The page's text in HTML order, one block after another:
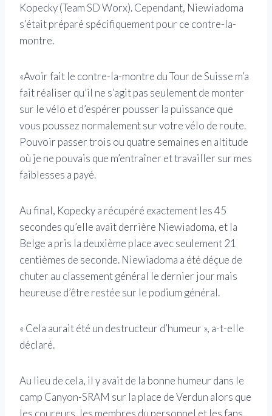
Kopecky (Team SD Worx). Cependant, Niewiadoma
s’était préparé spécifiquement pour ce contre-la-
montre.
«Avoir fait le contre-la-montre du Tour de Suisse m’a
fait réaliser qu’il ne s’agit pas seulement de monter
sur le vélo et d’espérer pousser la puissance que
vous poussez normalement sur votre vélo de route.
Pouvoir passer trois ou quatre semaines en altitude
où je ne pouvais que m’entraîner et travailler sur mes
faiblesses a payé.
Au final, Kopecky a récupéré exactement les 45
secondes qu’elle avait derrière Niewiadoma, et la
Belge a pris la deuxième place avec seulement 21
centièmes de seconde. Niewiadoma a été déçue de
chuter au classement général le dernier jour mais
heureuse d’être restée sur le podium général.
« Cela aurait été un destructeur d’humeur », a-t-elle
déclaré.
Au lieu de cela, il y avait de la bonne humeur dans le
camp Canyon-SRAM sur la place de Verdun alors que
les coureurs, les membres du personnel et les fans,